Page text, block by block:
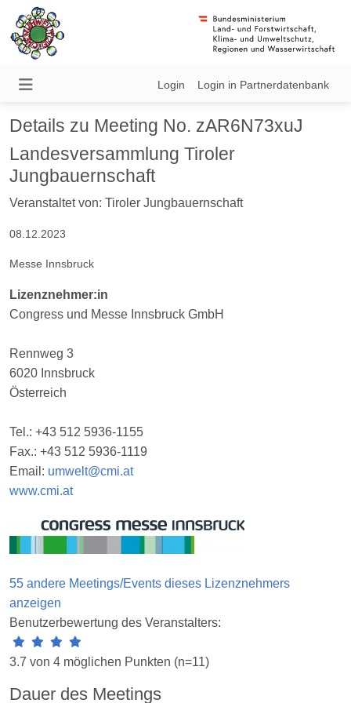
Login Login in Partnerdatenbank
Details zu Meeting No. zAR6N73xuJ
Landesversammlung Tiroler
Jungbauernschaft
Veranstaltet von: Tiroler Jungbauernschaft
08.12.2023
Messe Innsbruck
Lizenznehmer:in
Congress und Messe Innsbruck GmbH
Rennweg 3
6020 Innsbruck
Österreich
Tel.: +43 512 5936-1155
Fax.: +43 512 5936-1119
Email: umwelt@cmi.at
www.cmi.at
55 andere Meetings/Events dieses Lizenznehmers
anzeigen
Benutzerbewertung des Veranstalters:
3.7 von 4 möglichen Punkten (n=11)
Dauer des Meetings